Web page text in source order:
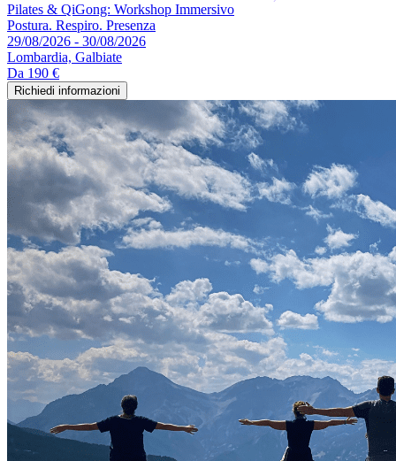
Pilates & QiGong: Workshop Immersivo
Postura. Respiro. Presenza
29/08/2026 - 30/08/2026
Lombardia, Galbiate
Da 190 €
Richiedi informazioni